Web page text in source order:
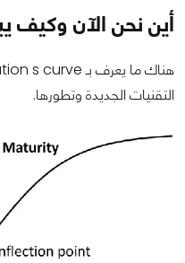
أين نحن الآن وكيف
التقنيات الجديدة وتطورها.